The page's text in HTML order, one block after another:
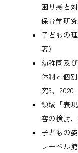
困り感と
保育学研究
子どもの
著）
幼稚園及
体制と個
究3，2020
領域「表
容の検討，
子どもの
レーベル